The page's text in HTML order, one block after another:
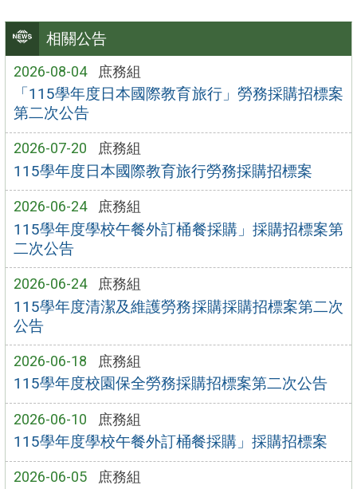
相關公告
2026-08-04 庶務組
「115學年度日本國際教育旅行」勞務採購招標案
第二次公告
2026-07-20 庶務組
115學年度日本國際教育旅行勞務採購招標案
2026-06-24 庶務組
115學年度學校午餐外訂桶餐採購」採購招標案第
二次公告
2026-06-24 庶務組
115學年度清潔及維護勞務採購採購招標案第二次
公告
2026-06-18 庶務組
115學年度校園保全勞務採購招標案第二次公告
2026-06-10 庶務組
115學年度學校午餐外訂桶餐採購」採購招標案
2026-06-05 庶務組